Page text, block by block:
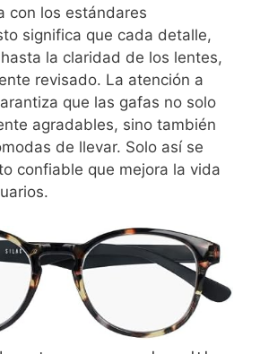
con los estándares
significa que cada detalle,
la claridad de los lentes,
revisado. La atención a
que las gafas no solo
agradables, sino también
de llevar. Solo así se
confiable que mejora la vida